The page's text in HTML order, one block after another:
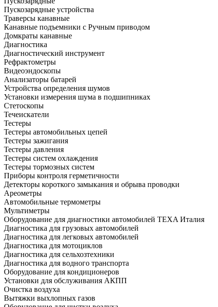
Пускозарядные устройства
Траверсы канавные
Канавные подъемники с Ручным приводом
Домкраты канавные
Диагностика
Диагностический инструмент
Рефрактометры
Видеоэндоскопы
Анализаторы батарей
Устройства определения шумов
Установки измерения шума в подшипниках
Стетоскопы
Течеискатели
Тестеры
Тестеры автомобильных цепей
Тестеры зажигания
Тестеры давления
Тестеры систем охлаждения
Тестеры тормозных систем
Приборы контроля герметичности
Детекторы короткого замыкания и обрыва проводки
Ареометры
Автомобильные термометры
Мультиметры
Оборудование для диагностики автомобилей TEXA Италия
Диагностика для грузовых автомобилей
Диагностика для легковых автомобилей
Диагностика для мотоциклов
Диагностика для сельхозтехники
Диагностика для водного транспорта
Оборудование для кондиционеров
Установки для обслуживания АКПП
Очистка воздуха
Вытяжки выхлопных газов